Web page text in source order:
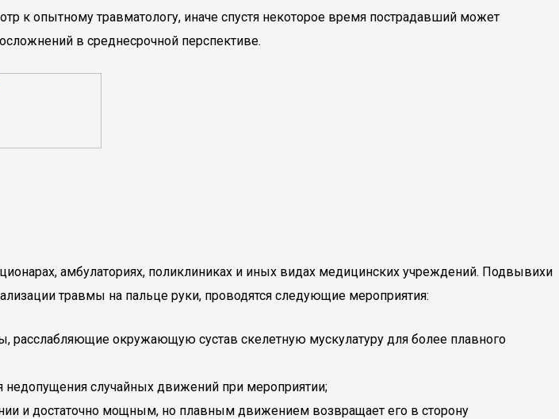
к опытному травматологу, иначе спустя некоторое время пострадавший может
в среднесрочной перспективе.
амбулаториях, поликлиниках и иных видах медицинских учреждений. Подвывихи
травмы на пальце руки, проводятся следующие мероприятия:
расслабляющие окружающую сустав скелетную мускулатуру для более плавного
недопущения случайных движений при мероприятии;
и достаточно мощным, но плавным движением возвращает его в сторону